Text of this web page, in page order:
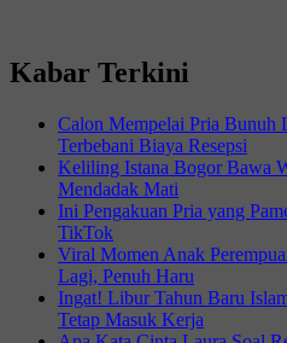
Kabar Terkini
Calon Mempelai Pria Bunuh
Terbebani Biaya Resepsi
Keliling Istana Bogor Bawa
Mendadak Mati
Ini Pengakuan Pria yang
TikTok
Viral Momen Anak
Lagi, Penuh Haru
Ingat! Libur Tahun Baru
Tetap Masuk Kerja